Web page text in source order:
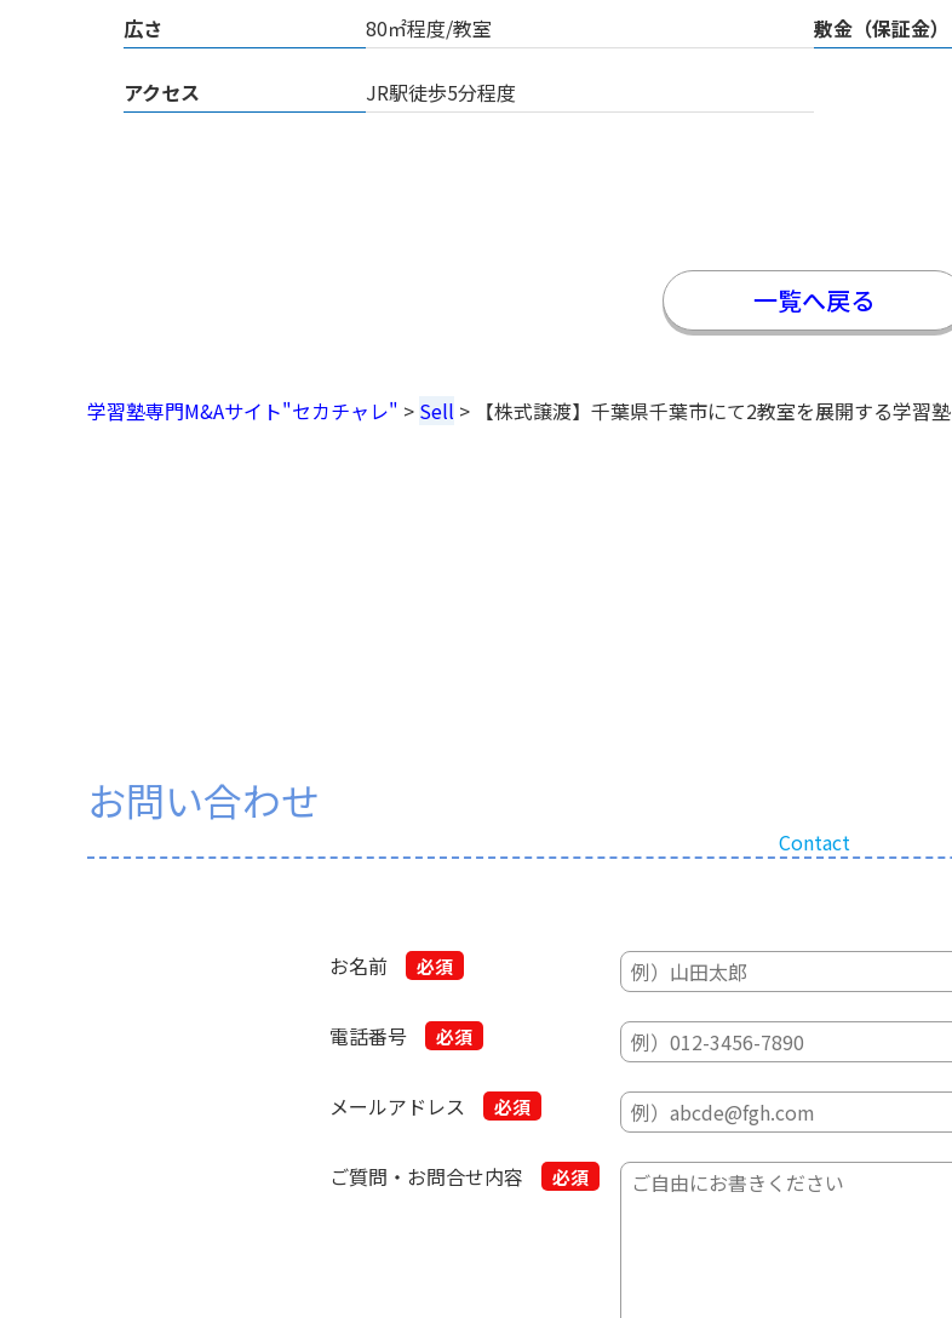
広さ 80㎡程度/教室 敷金（保証金）
アクセス JR駅徒歩5分程度
一覧へ戻る
学習塾専門M&Aサイト"セカチャレ" > Sell > 【株式譲渡】千葉県千葉市にて2教室を展開する学習塾
お問い合わせ
Contact
お名前
電話番号
メールアドレス
ご質問・お問合せ内容